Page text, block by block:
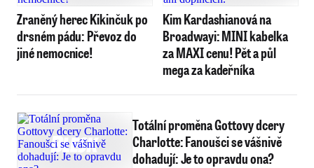
Zraněný herec Kikinčuk po
drsném pádu: Převoz do
jiné nemocnice!
Kim Kardashianová na
Broadwayi: MINI kabelka
za MAXI cenu! Pět a půl
mega za kadeřníka
Totální proměna Gottovy dcery
Charlotte: Fanoušci se vášnivě
dohadují: Je to opravdu ona?